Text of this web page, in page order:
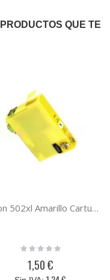
QUE TE
Epson 502xl Amarillo Cartucho de tinta compatible
Rating:
1,50 €